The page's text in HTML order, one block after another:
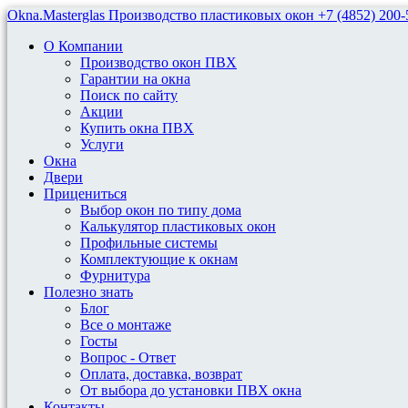
Okna.Masterglas Производство пластиковых окон +7 (4852) 200-
О Компании
Производство окон ПВХ
Гарантии на окна
Поиск по сайту
Акции
Купить окна ПВХ
Услуги
Окна
Двери
Прицениться
Выбор окон по типу дома
Калькулятор пластиковых окон
Профильные системы
Комплектующие к окнам
Фурнитура
Полезно знать
Блог
Все о монтаже
Госты
Вопрос - Ответ
Оплата, доставка, возврат
От выбора до установки ПВХ окна
Монтаж Пластиковых Окон
Установка пластиковых окон в
Установка Пластиковых
Качественная установка окон гарантирует герметичность
требованиям к монтажу, последовательное, тщательное
Все конструкции, изготовленные на нашем заводе, мы
ЭТАПЫ УСТАНОВКИ ОКОН